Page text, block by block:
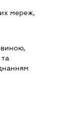
мереж,